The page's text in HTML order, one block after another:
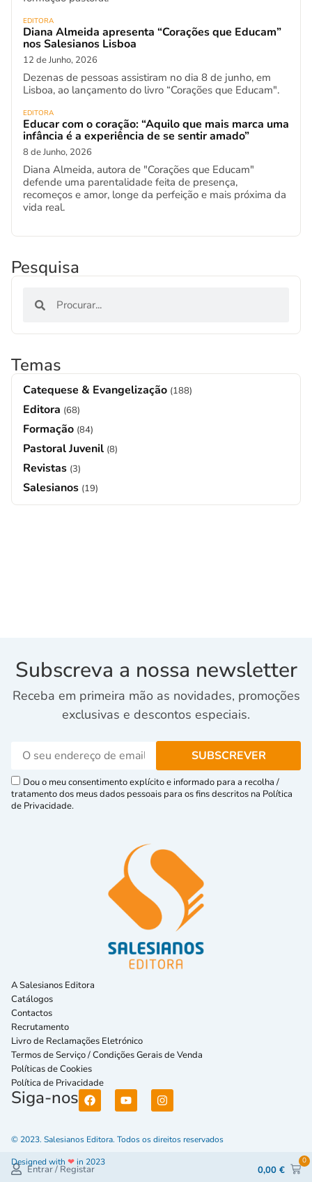
EDITORA
Diana Almeida apresenta “Corações que Educam”
nos Salesianos Lisboa
12 de Junho, 2026
Dezenas de pessoas assistiram no dia 8 de junho, em
Lisboa, ao lançamento do livro “Corações que Educam".
EDITORA
Educar com o coração: “Aquilo que mais marca uma
infância é a experiência de se sentir amado”
8 de Junho, 2026
Diana Almeida, autora de "Corações que Educam"
defende uma parentalidade feita de presença,
recomeços e amor, longe da perfeição e mais próxima da
vida real.
Pesquisa
Temas
Catequese & Evangelização (188)
Editora (68)
Formação (84)
Pastoral Juvenil (8)
Revistas (3)
Salesianos (19)
Entrar / Registar 0,00 €
0
Subscreva a nossa newsletter
Receba em primeira mão as novidades, promoções
exclusivas e descontos especiais.
Dou o meu consentimento explícito e informado para a recolha /
tratamento dos meus dados pessoais para os fins descritos na Política
de Privacidade.
A Salesianos Editora
Catálogos
Contactos
Recrutamento
Livro de Reclamações Eletrónico
Termos de Serviço / Condições Gerais de Venda
Políticas de Cookies
Política de Privacidade
Siga-nos
© 2023. Salesianos Editora. Todos os direitos reservados
Designed with ❤in 2023